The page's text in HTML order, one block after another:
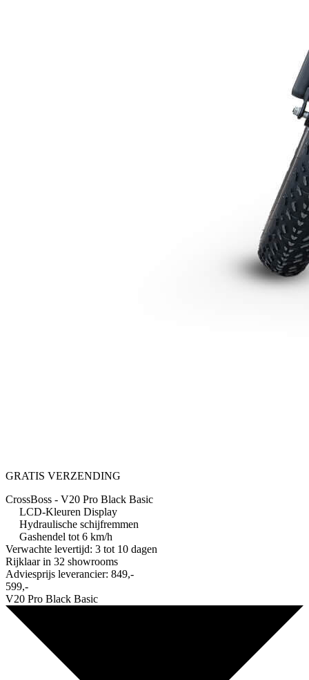
GRATIS VERZENDING
CrossBoss - V20 Pro Black Basic
LCD-Kleuren Display
Hydraulische schijfremmen
Gashendel tot 6 km/h
Verwachte levertijd: 3 tot 10 dagen
Rijklaar in 32 showrooms
Adviesprijs leverancier: 849,-
599,-
V20 Pro Black Basic